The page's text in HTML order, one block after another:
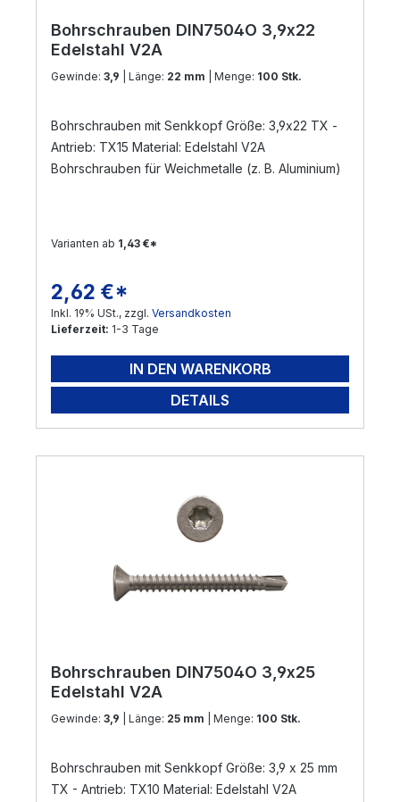
Bohrschrauben DIN7504O 3,9x22
Edelstahl V2A
Gewinde: 3,9 | Länge: 22 mm | Menge: 100 Stk.
Bohrschrauben mit Senkkopf Größe: 3,9x22 TX -
Antrieb: TX15 Material: Edelstahl V2A
Bohrschrauben für Weichmetalle (z. B. Aluminium)
Varianten ab 1,43 €*
Regulärer Preis:
2,62 €*
Inkl. 19% USt., zzgl. Versandkosten
Lieferzeit: 1-3 Tage
IN DEN WARENKORB
DETAILS
Bohrschrauben DIN7504O 3,9x25
Edelstahl V2A
Gewinde: 3,9 | Länge: 25 mm | Menge: 100 Stk.
Bohrschrauben mit Senkkopf Größe: 3,9 x 25 mm
TX - Antrieb: TX10 Material: Edelstahl V2A